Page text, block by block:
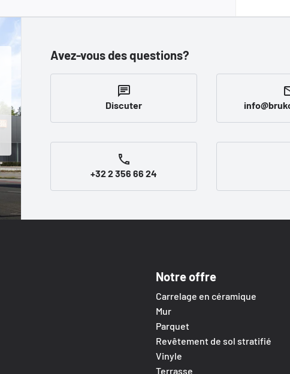
Avez-vous des questions?
Discuter
+32 2 356 66 24
Notre offre
Carrelage en céramique
Mur
Parquet
Revêtement de sol stratifié
Vinyle
Terrasse